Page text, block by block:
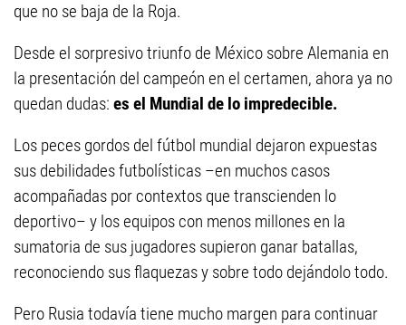
que no se baja de la Roja.
Desde el sorpresivo triunfo de México sobre Alemania en
la presentación del campeón en el certamen, ahora ya no
quedan dudas: es el Mundial de lo impredecible.
Los peces gordos del fútbol mundial dejaron expuestas
sus debilidades futbolísticas –en muchos casos
acompañadas por contextos que transcienden lo
deportivo– y los equipos con menos millones en la
sumatoria de sus jugadores supieron ganar batallas,
reconociendo sus flaquezas y sobre todo dejándolo todo.
Pero Rusia todavía tiene mucho margen para continuar